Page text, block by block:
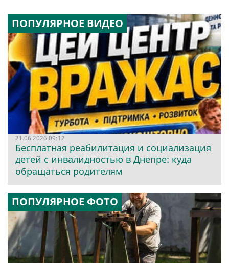
ПОПУЛЯРНОЕ ВИДЕО
21.06.2026 09:12
Бесплатная реабилитация и социализация
детей с инвалидностью в Днепре: куда
обращаться родителям
ПОПУЛЯРНОЕ ФОТО